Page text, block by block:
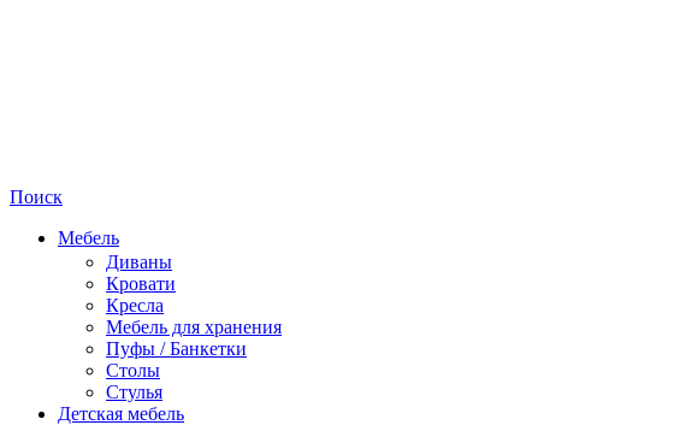
Поиск
Мебель
Диваны
Кровати
Кресла
Мебель для хранения
Пуфы / Банкетки
Столы
Стулья
Детская мебель